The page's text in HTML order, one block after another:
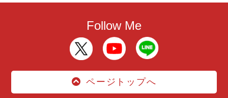
Follow Me
ページトップへ